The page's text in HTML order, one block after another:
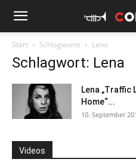
Start Schlagworte Lena
Schlagwort: Lena
Lena „Traffic
Home“...
10. September
Videos